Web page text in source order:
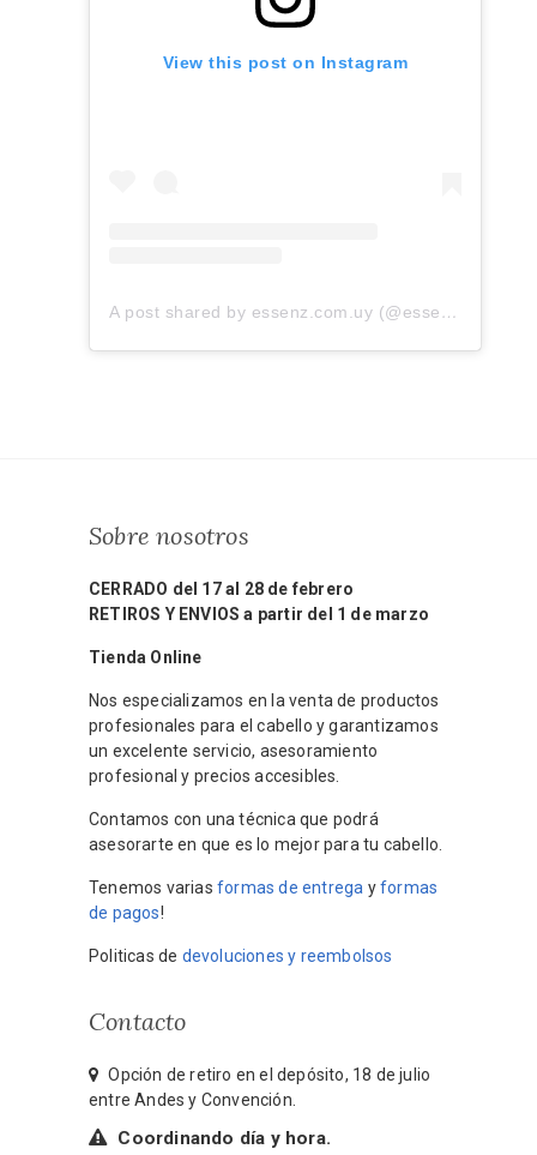
View this post on Instagram
A post shared by essenz.com.uy (@essenz.com.uy)
Sobre nosotros
CERRADO del 17 al 28 de febrero
RETIROS Y ENVIOS a partir del 1 de marzo
Tienda Online
Nos especializamos en la venta de productos
profesionales para el cabello y garantizamos
un excelente servicio, asesoramiento
profesional y precios accesibles.
Contamos con una técnica que podrá
asesorarte en que es lo mejor para tu cabello.
Tenemos varias formas de entrega yformas
de pagos!
Politicas de devoluciones y reembolsos
Contacto
Opción de retiro en el depósito, 18 de julio
entre Andes y Convención.
Coordinando día y hora.